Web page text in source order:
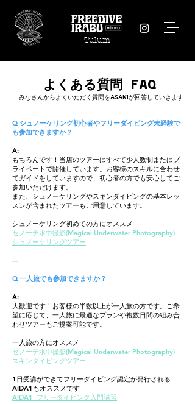
Tulum
​よくある質問 FAQ
​みなさんからよくいただく質問をASAKIが回答していきます
Q シュノーケリング初心者やフリーダイビング未経験で
も参加できますか？
A:
もちろんです！当店のツアーはすべて少人数制またはプ
ライベートで開催しています。お客様のスキルに合わせ
てガイドをしていますので、初心者の方でも安心してご
参加いただけます。
また、シュノーケリングやスキンダイビングの基本レッ
スンが含まれたツアーもご用意しています。
シュノーケリング初めての方にオススメ
セノーテ水中撮影(Magical Underwater Photography)
シュノーケリングツアー
---
Q 一人旅でも参加できますか？
A:
大歓迎です！お客様の半数以上が一人旅の方です。ご希
望に応じて、一人旅に最適なプランや複数日間の組み合
わせツアーもご提案可能です。
一人旅の方にオススメ
セノーテ水中撮影(Magical Underwater Photography)
スキンダイビングツアー
1日受講ができてフリーダイビング認定が発行される
AIDA1もオススメです
​AIDA1 フリーダイビング入門講習